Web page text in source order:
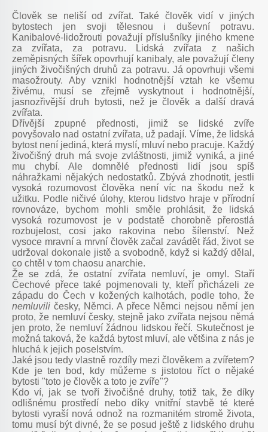
Člověk se neliší od zvířat. Také člověk vidí v jiných
bytostech jen svoji tělesnou i duševní potravu.
Kanibalové-lidožrouti považují příslušníky jiného kmene
za zvířata, za potravu. Lidská zvířata z našich
zeměpisných šířek opovrhují kanibaly, ale považují členy
jiných živočišných druhů za potravu. Já opovrhuji všemi
masožrouty. Aby vznikl hodnotnější vztah ke všemu
živému, musí se zřejmě vyskytnout i hodnotnější,
jasnozřivější druh bytosti, než je člověk a další dravá
zvířata.
Dřívější zpupné přednosti, jimiž se lidské zvíře
povyšovalo nad ostatní zvířata, už padají. Víme, že lidská
bytost není jediná, která myslí, mluví nebo pracuje. Každý
živočišný druh má svoje zvláštnosti, jimiž vyniká, a jiné
mu chybí. Ale domnělé přednosti lidí jsou spíš
náhražkami nějakých nedostatků. Zbývá zhodnotit, jestli
vysoká rozumovost člověka není víc na škodu než k
užitku. Podle ničivé úlohy, kterou lidstvo hraje v přírodní
rovnováze, bychom mohli směle prohlásit, že lidská
vysoká rozumovost je v podstatě chorobně přerostlá
rozbujelost, cosi jako rakovina nebo šílenství. Než
vysoce mravní a mrvní člověk začal zavádět řád, život se
udržoval dokonale jistě a svobodně, když si každý dělal,
co chtěl v tom chaosu anarchie.
Že se zdá, že ostatní zvířata nemluví, je omyl. Staří
Čechové přece také pojmenovali ty, kteří přicházeli ze
západu do Čech v kožených kalhotách, podle toho, že
nemluvili česky, Němci. A přece Němci nejsou němí jen
proto, že nemluví česky, stejně jako zvířata nejsou němá
jen proto, že nemluví žádnou lidskou řečí. Skutečnost je
možná taková, že každá bytost mluví, ale většina z nás je
hluchá k jejich poselstvím.
Jaké jsou tedy vlastně rozdíly mezi člověkem a zvířetem?
Kde je ten bod, kdy můžeme s jistotou říct o nějaké
bytosti "toto je člověk a toto je zvíře"?
Kdo ví, jak se tvoří živočišné druhy, totiž tak, že díky
odlišnému prostředí nebo díky vnitřní stavbě té které
bytosti vyraší nová odnož na rozmanitém stromě života,
tomu musí být divné, že se posud ještě z lidského druhu